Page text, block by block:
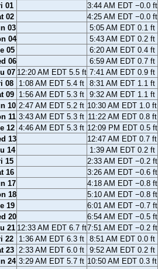
01
3:44 AM EDT −0.0 ft
02
4:25 AM EDT −0.0 ft
03
5:05 AM EDT 0.1 ft
04
5:43 AM EDT 0.2 ft
05
6:20 AM EDT 0.4 ft
06
6:59 AM EDT 0.7 ft
07 12:20 AM EDT 5.5 ft 7:41 AM EDT 0.9 ft
08
1:08 AM EDT 5.4 ft 8:31 AM EDT 1.1 ft
09
1:56 AM EDT 5.3 ft 9:32 AM EDT 1.1 ft
10 2:47 AM EDT 5.2 ft 10:30 AM EDT 1.0 ft
11 3:43 AM EDT 5.3 ft 11:22 AM EDT 0.8 ft
12 4:46 AM EDT 5.3 ft 12:09 PM EDT 0.5 ft
13
12:47 AM EDT 0.7 ft
14
1:39 AM EDT 0.2 ft
15
2:33 AM EDT −0.2 ft
16
3:26 AM EDT −0.6 ft
17
4:18 AM EDT −0.8 ft
18
5:10 AM EDT −0.8 ft
19
6:01 AM EDT −0.7 ft
20
6:54 AM EDT −0.5 ft
21 12:33 AM EDT 6.7 ft7:51 AM EDT −0.2 ft
22
1:36 AM EDT 6.3 ft 8:51 AM EDT 0.0 ft
23 2:33 AM EDT 6.0 ft 9:52 AM EDT 0.2 ft
24 3:29 AM EDT 5.7 ft 10:50 AM EDT 0.3 ft